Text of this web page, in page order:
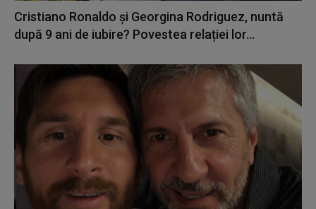
Cristiano Ronaldo și Georgina Rodriguez, nuntă
după 9 ani de iubire? Povestea relației lor...